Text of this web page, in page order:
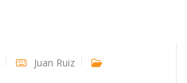
Juan Ruiz